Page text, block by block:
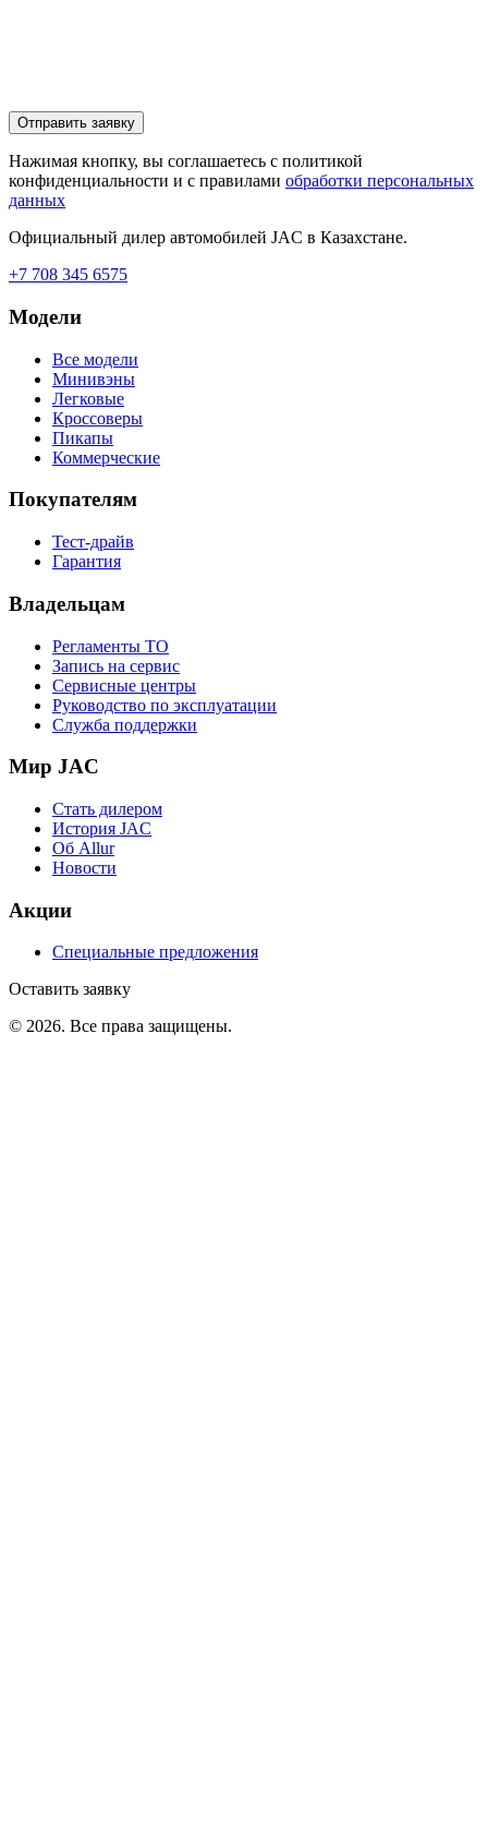
Отправить заявку
Нажимая кнопку, вы соглашаетесь с политикой
конфиденциальности и с правилами обработки персональных
данных
Официальный дилер автомобилей JAC в Казахстане.
+7 708 345 6575
Модели
Все модели
Минивэны
Легковые
Кроссоверы
Пикапы
Коммерческие
Покупателям
Тест-драйв
Гарантия
Владельцам
Регламенты ТО
Запись на сервис
Сервисные центры
Руководство по эксплуатации
Служба поддержки
Мир JAC
Стать дилером
История JAC
Об Allur
Новости
Акции
Специальные предложения
Оставить заявку
© 2026. Все права защищены.